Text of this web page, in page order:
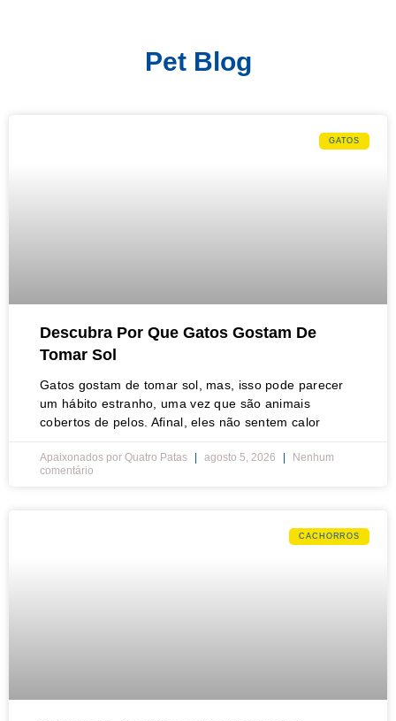
Pet Blog
GATOS
Descubra Por Que Gatos Gostam De
Tomar Sol
Gatos gostam de tomar sol, mas, isso pode parecer
um hábito estranho, uma vez que são animais
cobertos de pelos. Afinal, eles não sentem calor
Apaixonados por Quatro Patas agosto 5, 2026
Nenhum
comentário
CACHORROS